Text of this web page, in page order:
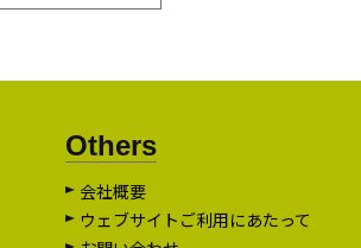
Others
会社概要
ウェブサイトご利用にあたって